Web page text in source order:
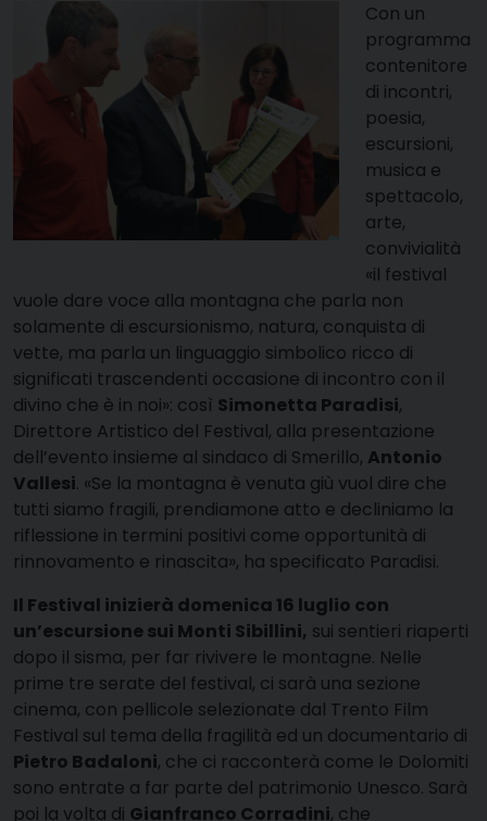
Con un
programma
contenitore
di incontri,
poesia,
escursioni,
musica e
spettacolo,
arte,
convivialità
«il festival
vuole dare voce alla montagna che parla non
solamente di escursionismo, natura, conquista di
vette, ma parla un linguaggio simbolico ricco di
significati trascendenti occasione di incontro con il
divino che è in noi»: così Simonetta Paradisi,
Direttore Artistico del Festival, alla presentazione
dell’evento insieme al sindaco di Smerillo, Antonio
Vallesi. «Se la montagna è venuta giù vuol dire che
tutti siamo fragili, prendiamone atto e decliniamo la
riflessione in termini positivi come opportunità di
rinnovamento e rinascita», ha specificato Paradisi.
Il Festival inizierà domenica 16 luglio con
un’escursione sui Monti Sibillini, sui sentieri riaperti
dopo il sisma, per far rivivere le montagne. Nelle
prime tre serate del festival, ci sarà una sezione
cinema, con pellicole selezionate dal Trento Film
Festival sul tema della fragilità ed un documentario di
Pietro Badaloni, che ci racconterà come le Dolomiti
sono entrate a far parte del patrimonio Unesco. Sarà
poi la volta di Gianfranco Corradini, che